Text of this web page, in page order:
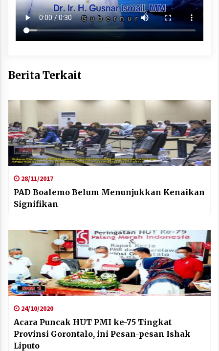
Berita Terkait
28/11/2017
PAD Boalemo Belum Menunjukkan Kenaikan
Signifikan
24/10/2020
Acara Puncak HUT PMI ke-75 Tingkat
Provinsi Gorontalo, ini Pesan-pesan Ishak
Liputo